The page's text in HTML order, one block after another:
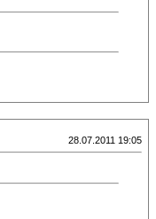
28.07.2011 19:05